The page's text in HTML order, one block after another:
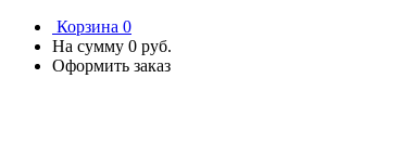
Корзина 0
На сумму 0 руб.
Оформить заказ